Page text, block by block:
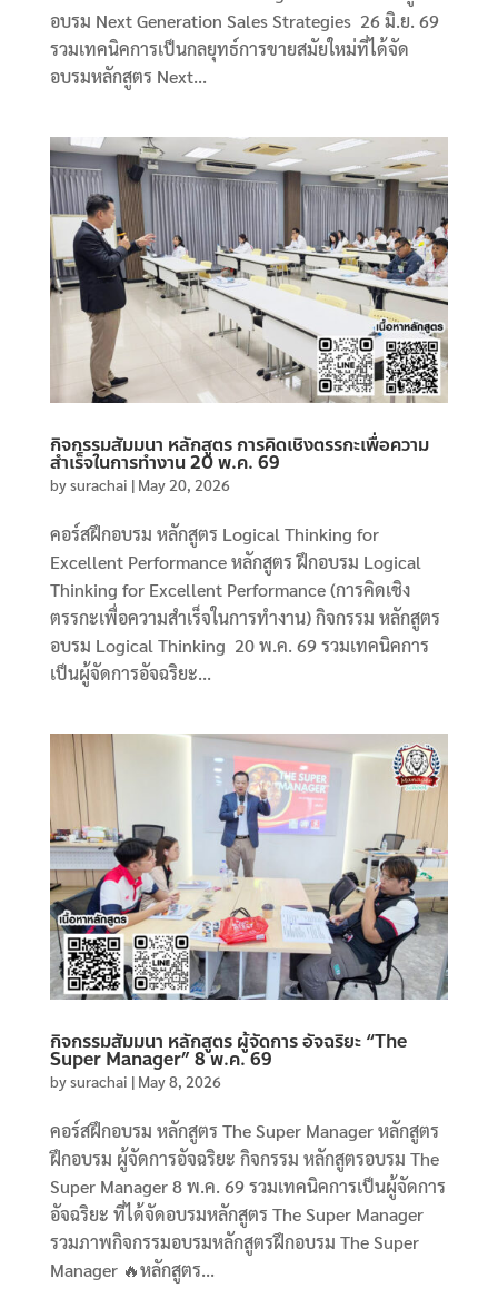
อบรม Next Generation Sales Strategies 26 มิ.ย. 69
รวมเทคนิคการเป็นกลยุทธ์การขายสมัยใหม่ที่ได้จัด
อบรมหลักสูตร Next...
กิจกรรมสัมมนา หลักสูตร การคิดเชิงตรรกะเพื่อความ
สำเร็จในการทำงาน 20 พ.ค. 69
bysurachai | May 20, 2026
คอร์สฝึกอบรม หลักสูตร Logical Thinking for
Excellent Performance หลักสูตร ฝึกอบรม Logical
Thinking for Excellent Performance (การคิดเชิง
ตรรกะเพื่อความสำเร็จในการทำงาน) กิจกรรม หลักสูตร
อบรม Logical Thinking 20 พ.ค. 69 รวมเทคนิคการ
เป็นผู้จัดการอัจฉริยะ...
กิจกรรมสัมมนา หลักสูตร ผู้จัดการ อัจฉริยะ “The
Super Manager” 8 พ.ค. 69
bysurachai | May 8, 2026
คอร์สฝึกอบรม หลักสูตร The Super Manager หลักสูตร
ฝึกอบรม ผู้จัดการอัจฉริยะ กิจกรรม หลักสูตรอบรม The
Super Manager 8 พ.ค. 69 รวมเทคนิคการเป็นผู้จัดการ
อัจฉริยะ ที่ได้จัดอบรมหลักสูตร The Super Manager
รวมภาพกิจกรรมอบรมหลักสูตรฝึกอบรม The Super
Manager 🔥หลักสูตร...